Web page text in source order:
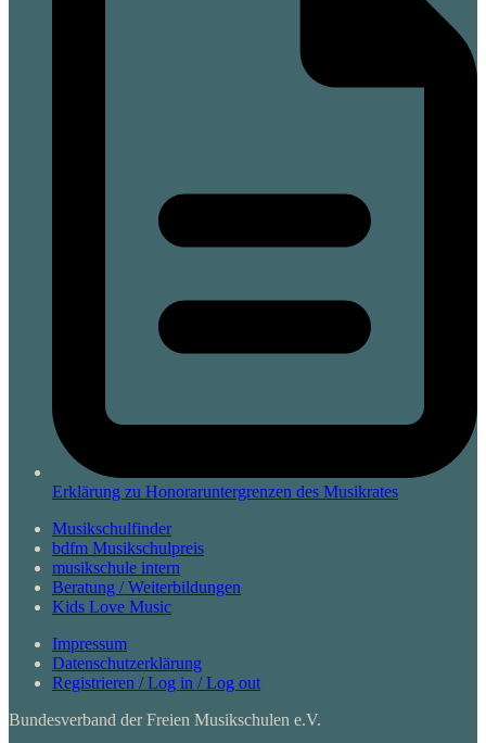
Erklärung zu Honoraruntergrenzen des Musikrates
Musikschulfinder
bdfm Musikschulpreis
musikschule intern
Beratung / Weiterbildungen
Kids Love Music
Impressum
Datenschutzerklärung
Registrieren / Log in / Log out
Bundesverband der Freien Musikschulen e.V.